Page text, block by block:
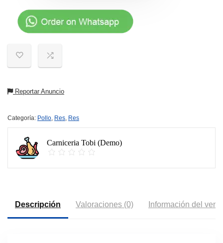
Reportar Anuncio
Categoría: Pollo, Res, Res
Carniceria Tobi (Demo)
Descripción Valoraciones (0) Información del